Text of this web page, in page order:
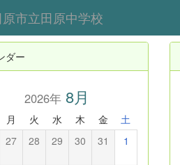
原市立田原中学校
ダー
2026年8月
月 火 水 木 金 土
27 28 29 30 31 1